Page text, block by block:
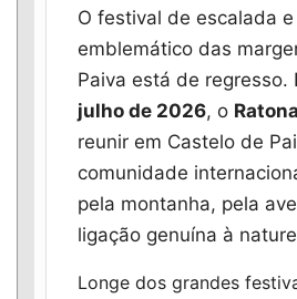
O festival de escalada
emblemático das
Paiva está de regresso.
julho de 2026, o
reunir em Castelo de
comunidade
pela montanha, pela
ligação genuína à
Longe dos grandes